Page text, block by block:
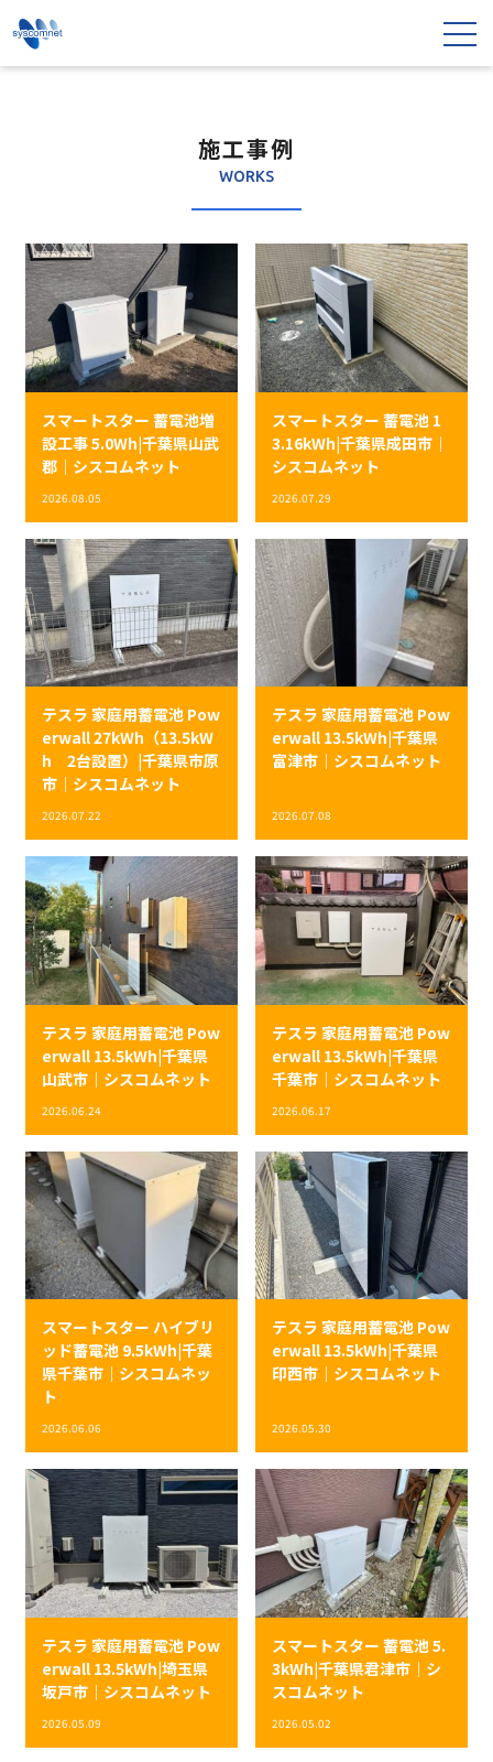
施工事例
WORKS
スマートスター 蓄電池増
設工事 5.0Wh|千葉県山武
郡｜シスコムネット
2026.08.05
スマートスター 蓄電池 1
3.16kWh|千葉県成田市｜
シスコムネット
2026.07.29
テスラ 家庭用蓄電池 Pow
erwall 27kWh（13.5kW
h 2台設置）|千葉県市原
市｜シスコムネット
2026.07.22
テスラ 家庭用蓄電池 Pow
erwall 13.5kWh|千葉県
富津市｜シスコムネット
2026.07.08
テスラ 家庭用蓄電池 Pow
erwall 13.5kWh|千葉県
山武市｜シスコムネット
2026.06.24
テスラ 家庭用蓄電池 Pow
erwall 13.5kWh|千葉県
千葉市｜シスコムネット
2026.06.17
スマートスター ハイブリ
ッド蓄電池 9.5kWh|千葉
県千葉市｜シスコムネッ
ト
2026.06.06
テスラ 家庭用蓄電池 Pow
erwall 13.5kWh|千葉県
印西市｜シスコムネット
2026.05.30
テスラ 家庭用蓄電池 Pow
erwall 13.5kWh|埼玉県
坂戸市｜シスコムネット
2026.05.09
スマートスター 蓄電池 5.
3kWh|千葉県君津市｜シ
スコムネット
2026.05.02